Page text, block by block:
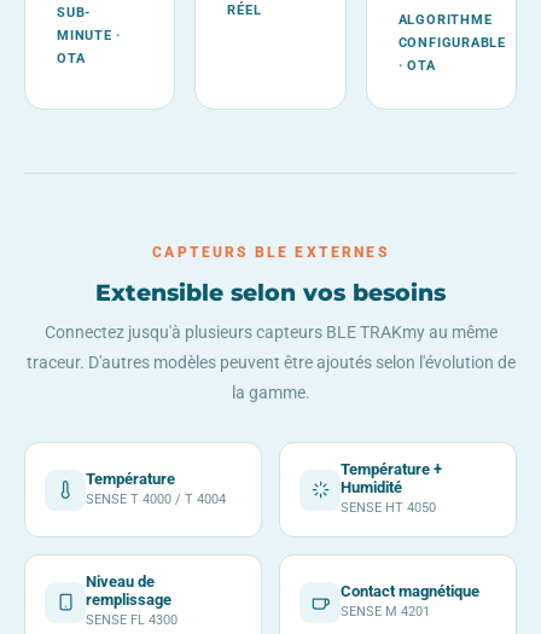
SUB-
MINUTE ·
OTA
RÉEL
ALGORITHME
CONFIGURABLE
· OTA
CAPTEURS BLE EXTERNES
Extensible selon vos besoins
Connectez jusqu'à plusieurs capteurs BLE TRAKmy au même
traceur. D'autres modèles peuvent être ajoutés selon l'évolution de
la gamme.
Température
SENSE T 4000 / T 4004
Température +
Humidité
SENSE HT 4050
Niveau de
remplissage
SENSE FL 4300
Contact magnétique
SENSE M 4201